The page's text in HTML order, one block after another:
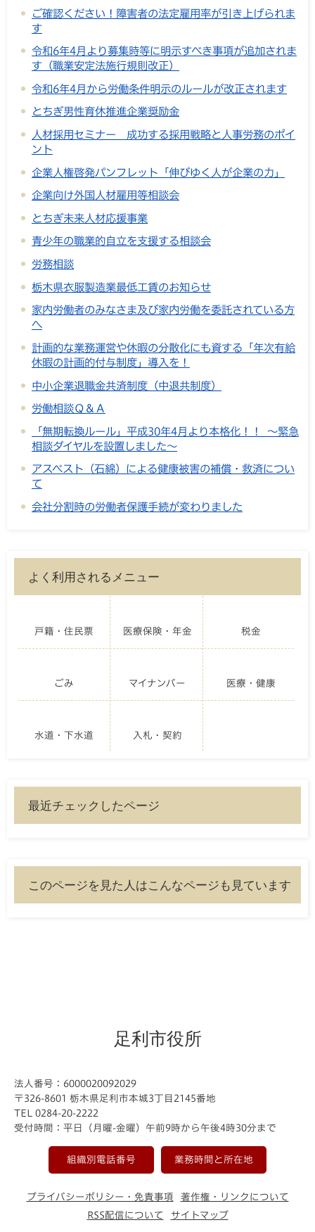
ご確認ください！障害者の法定雇用率が引き上げられま
す
令和6年4月より募集時等に明示すべき事項が追加されま
す（職業安定法施行規則改正）
令和6年4月から労働条件明示のルールが改正されます
とちぎ男性育休推進企業奨励金
人材採用セミナー 成功する採用戦略と人事労務のポイ
ント
企業人権啓発パンフレット「伸びゆく人が企業の力」
企業向け外国人材雇用等相談会
とちぎ未来人材応援事業
青少年の職業的自立を支援する相談会
労務相談
栃木県衣服製造業最低工賃のお知らせ
家内労働者のみなさま及び家内労働を委託されている方
へ
計画的な業務運営や休暇の分散化にも資する「年次有給
休暇の計画的付与制度」導入を！
中小企業退職金共済制度（中退共制度）
労働相談Ｑ＆Ａ
「無期転換ルール」平成30年4月より本格化！！ ～緊急
相談ダイヤルを設置しました～
アスベスト（石綿）による健康被害の補償・救済につい
て
会社分割時の労働者保護手続が変わりました
よく利用されるメニュー
戸籍・住民票 医療保険・年金 税金
ごみ マイナンバー 医療・健康
水道・下水道 入札・契約
最近チェックしたページ
このページを見た人はこんなページも見ています
足利市役所
法人番号：6000020092029
〒326-8601 栃木県足利市本城3丁目2145番地
TEL 0284-20-2222
受付時間：平日（月曜-金曜）午前9時から午後4時30分まで
組織別電話番号 業務時間と所在地
プライバシーポリシー・免責事項
著作権・リンクについて
RSS配信について
サイトマップ